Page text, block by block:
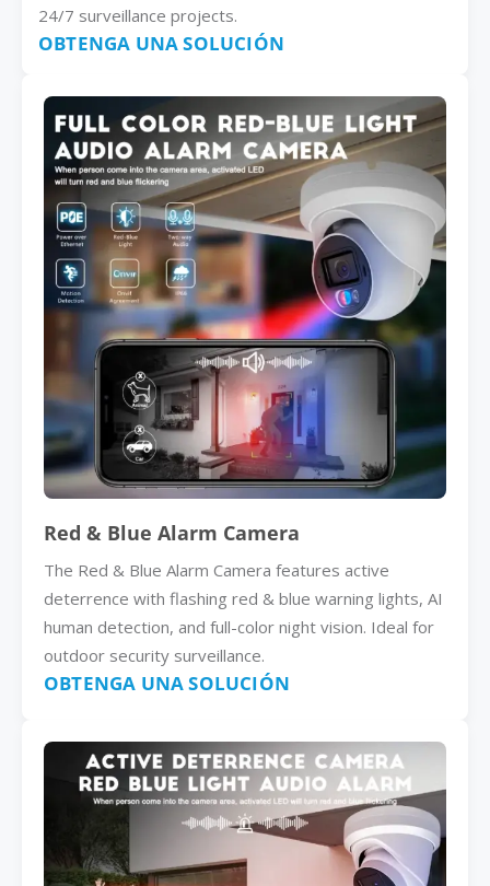
24/7 surveillance projects.
OBTENGA UNA SOLUCIÓN
Red & Blue Alarm Camera
The Red & Blue Alarm Camera features active
deterrence with flashing red & blue warning lights, AI
human detection, and full-color night vision. Ideal for
outdoor security surveillance.
OBTENGA UNA SOLUCIÓN